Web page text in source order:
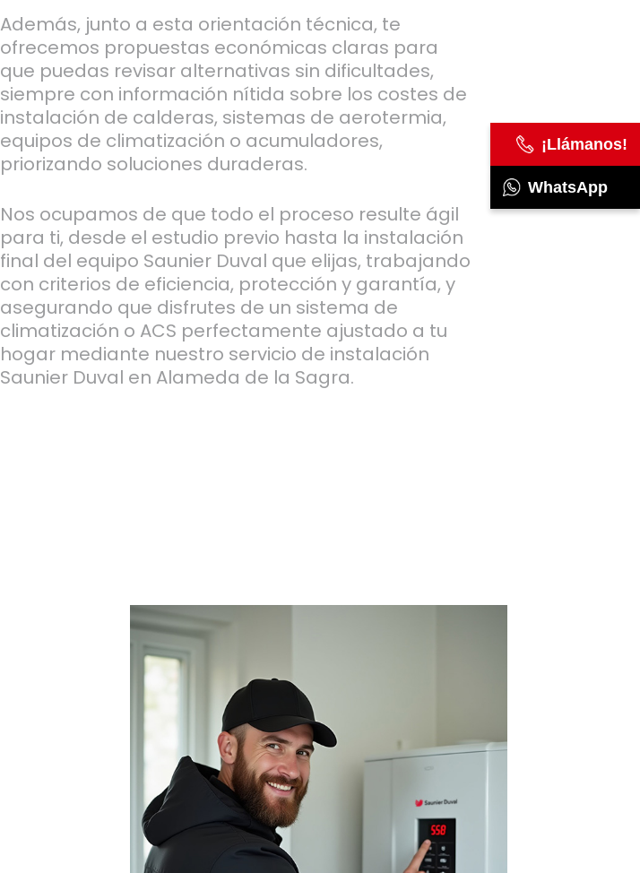
Además, junto a esta orientación técnica, te
ofrecemos propuestas económicas claras para
que puedas revisar alternativas sin dificultades,
siempre con información nítida sobre los costes de
instalación de calderas, sistemas de aerotermia,
equipos de climatización o acumuladores,
priorizando soluciones duraderas.
Nos ocupamos de que todo el proceso resulte ágil
para ti, desde el estudio previo hasta la instalación
final del equipo Saunier Duval que elijas, trabajando
con criterios de eficiencia, protección y garantía, y
asegurando que disfrutes de un sistema de
climatización o ACS perfectamente ajustado a tu
hogar mediante nuestro servicio de instalación
Saunier Duval en Alameda de la Sagra.
¡Llámanos!
WhatsApp